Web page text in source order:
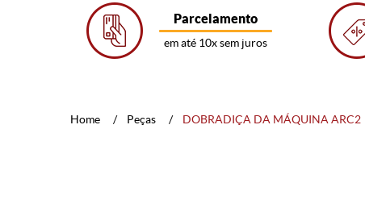
Parcelamento
em até 10x sem juros
Home Peças DOBRADIÇA DA MÁQUINA ARC2